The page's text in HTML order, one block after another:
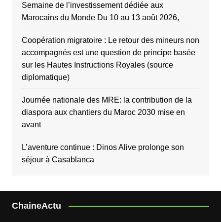
Semaine de l’investissement dédiée aux
Marocains du Monde Du 10 au 13 août 2026,
Coopération migratoire : Le retour des mineurs non
accompagnés est une question de principe basée
sur les Hautes Instructions Royales (source
diplomatique)
Journée nationale des MRE: la contribution de la
diaspora aux chantiers du Maroc 2030 mise en
avant
L’aventure continue : Dinos Alive prolonge son
séjour à Casablanca
ChaineActu